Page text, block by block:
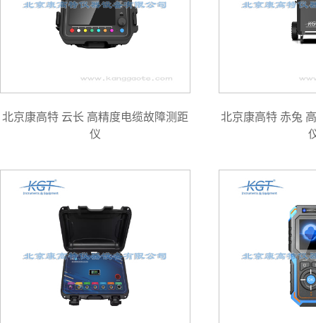
北京康高特 云长 高精度电缆故障测距
仪
北京康高特 赤兔